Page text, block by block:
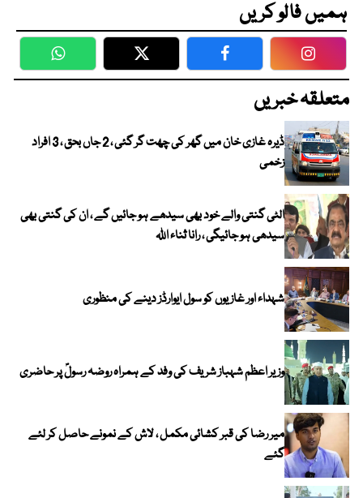
ہمیں فالو کریں
WhatsApp Twitter Facebook
متعلقہ خبریں
ڈیرہ غازی خان میں گھر کی چھت گر گئی ، 2 جاں بحق ، 3 افراد
زخمی
الٹی گنتی والے خود بھی سیدھے ہو جائیں گے ، ان کی گنتی بھی
سیدھی ہو جائیگی ، رانا ثناء اللہ
شہداء اور غازیوں کو سول ایوارڈز دینے کی منظوری
وزیر اعظم شہباز شریف کی وفد کے ہمراہ روضہ رسولؐ پر حاضری
میر رضا کی قبر کشائی مکمل ، لاش کے نمونے حاصل کر لئے
گئے